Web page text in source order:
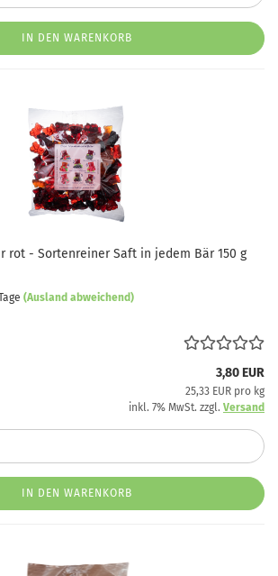
IN DEN WARENKORB
rot - Sortenreiner Saft in jedem Bär 150 g
(Ausland abweichend)
3,80 EUR
25,33 EUR pro kg
inkl. 7% MwSt. zzgl. Versand
IN DEN WARENKORB